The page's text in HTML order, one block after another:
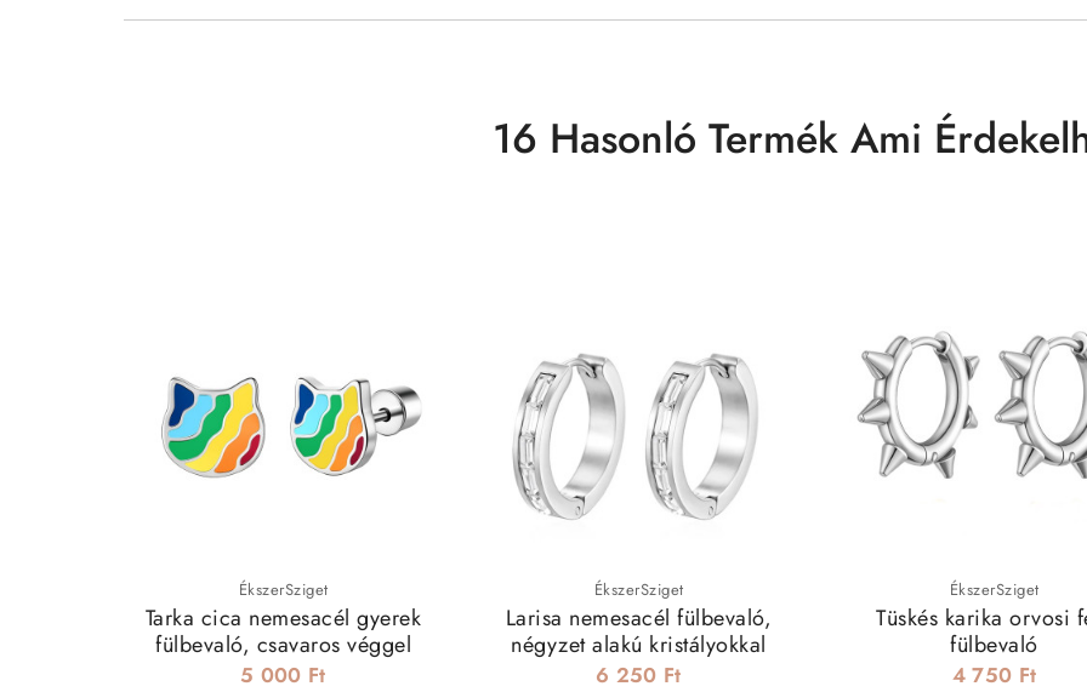
16 Hasonló Termék Ami
ÉkszerSziget
Tarka cica nemesacél gyerek
fülbevaló, csavaros véggel
5 000 Ft
ÉkszerSziget
Larisa nemesacél fülbevaló,
négyzet alakú kristályokkal
6 250 Ft
ÉkszerSziget
Tüskés karika orvosi
fülbevaló
4 750 Ft